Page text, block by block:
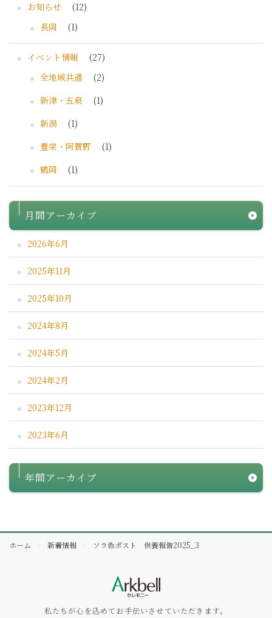
お知らせ
(12)
長岡
(1)
イベント情報
(27)
全地域共通
(2)
新津・五泉
(1)
新潟
(1)
豊栄・阿賀野
(1)
鶴岡
(1)
月間アーカイブ
2026年6月
2025年11月
2025年10月
2024年8月
2024年5月
2024年2月
2023年12月
2023年6月
年間アーカイブ
ホーム 新着情報 ソラ色ポスト 供養報告2025_3
私たちが心を込めてお手伝いさせていただきます。